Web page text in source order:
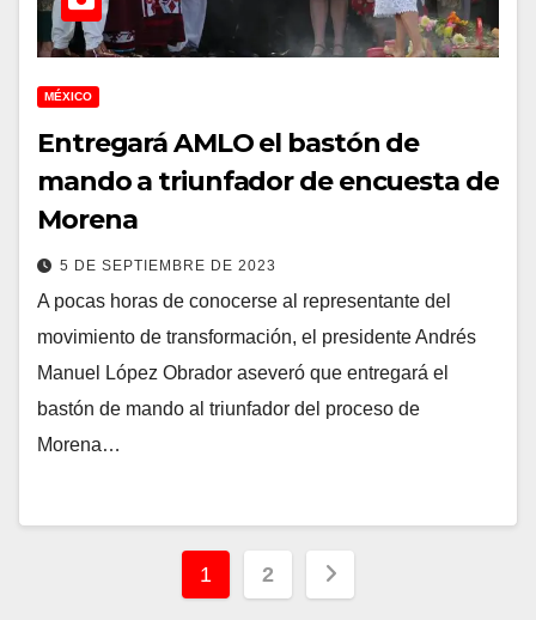
MÉXICO
Entregará AMLO el bastón de
mando a triunfador de encuesta de
Morena
5 DE SEPTIEMBRE DE 2023
A pocas horas de conocerse al representante del
movimiento de transformación, el presidente Andrés
Manuel López Obrador aseveró que entregará el
bastón de mando al triunfador del proceso de
Morena…
Paginación
1 2